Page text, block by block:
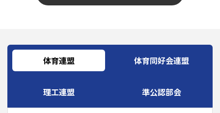
体育連盟 体育同好会連盟
理工連盟 準公認部会